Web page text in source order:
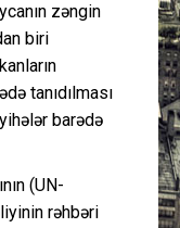
zəngin
biri
tanıdılması
barədə
(UN-
rəhbəri